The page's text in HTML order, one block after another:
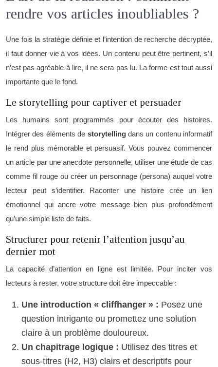
rendre vos articles inoubliables ?
Une fois la stratégie définie et l’intention de recherche décryptée,
il faut donner vie à vos idées. Un contenu peut être pertinent, s’il
n’est pas agréable à lire, il ne sera pas lu. La forme est tout aussi
importante que le fond.
Le storytelling pour captiver et persuader
Les humains sont programmés pour écouter des histoires.
Intégrer des éléments de storytellingdans un contenu informatif
le rend plus mémorable et persuasif. Vous pouvez commencer
un article par une anecdote personnelle, utiliser une étude de cas
comme fil rouge ou créer un personnage (persona) auquel votre
lecteur peut s’identifier. Raconter une histoire crée un lien
émotionnel qui ancre votre message bien plus profondément
qu’une simple liste de faits.
Structurer pour retenir l’attention jusqu’au
dernier mot
La capacité d’attention en ligne est limitée. Pour inciter vos
lecteurs à rester, votre structure doit être impeccable :
Une introduction « cliffhanger » : Posez une
question intrigante ou promettez une solution
claire à un problème douloureux.
Un chapitrage logique : Utilisez des titres et
sous-titres (H2, H3) clairs et descriptifs pour